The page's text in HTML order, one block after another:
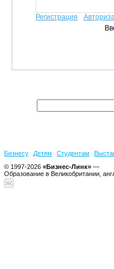
Регистрация
Бизнесу Детям Студентам
© 1997-2026 «Бизнес-Линк» —
Образование в Великобритании,